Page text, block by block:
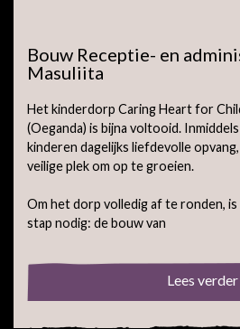
Bouw Receptie- en
Masuliita
Het kinderdorp Caring Heart for
(Oeganda) is bijna voltooid.
kinderen dagelijks liefdevolle
veilige plek om op te groeien.
Om het dorp volledig af te ronden,
stap nodig: de bouw van
Lees verder